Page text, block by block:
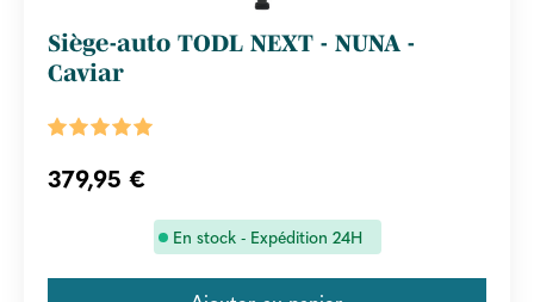
Siège-auto TODL NEXT - NUNA -
Caviar
379,95 €
En stock - Expédition 24H